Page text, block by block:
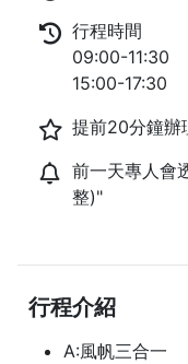
行程時間
09:00-11:30
15:00-17:30
提前20分鐘辦
前一天專人會
整)"
行程介紹
A:風帆三合一